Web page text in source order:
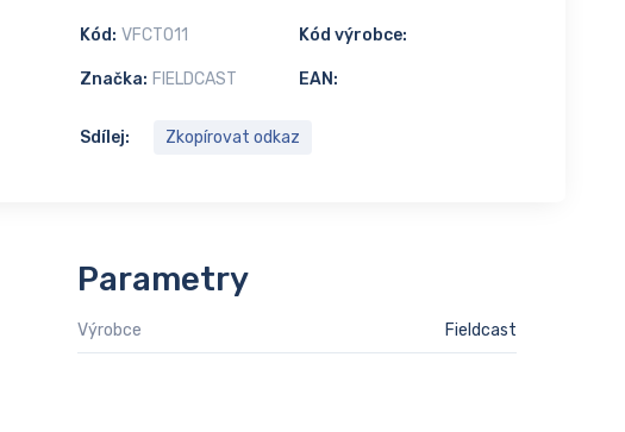
Kód: VFCT011 Kód výrobce:
EAN:
Značka: FIELDCAST
Sdílej: Zkopírovat odkaz
Parametry
Výrobce Fieldcast